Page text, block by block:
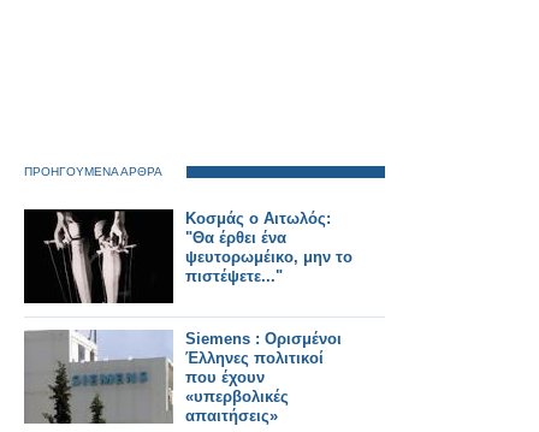
ΠΡΟΗΓΟΥΜΕΝΑ ΑΡΘΡΑ
Κοσμάς ο Αιτωλός:
"Θα έρθει ένα
ψευτορωμέικο, μην το
πιστέψετε..."
Siemens : Ορισμένοι
Έλληνες πολιτικοί
που έχουν
«υπερβολικές
απαιτήσεις»